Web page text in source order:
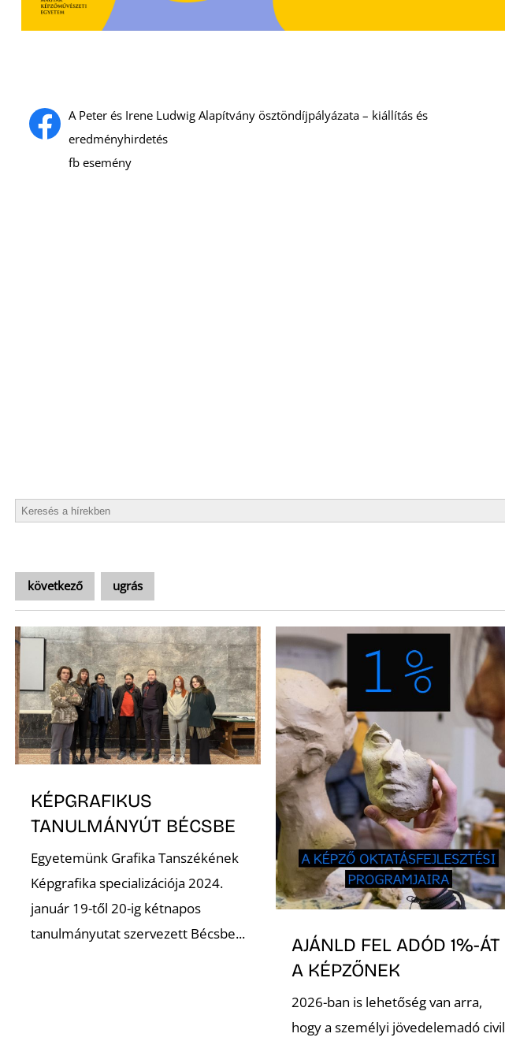
A Peter és Irene Ludwig Alapítvány ösztöndíjpályázata – kiállítás és
eredményhirdetés
fb esemény
következő ugrás
KÉPGRAFIKUS
TANULMÁNYÚT BÉCSBE
Egyetemünk Grafika Tanszékének
Képgrafika specializációja 2024.
január 19-től 20-ig kétnapos
tanulmányutat szervezett Bécsbe...
AJÁNLD FEL ADÓD 1%-ÁT
A KÉPZŐNEK
2026-ban is lehetőség van arra,
hogy a személyi jövedelemadó civil